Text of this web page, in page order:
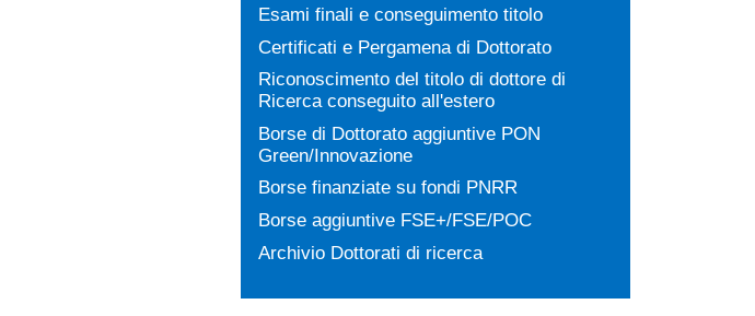
Esami finali e conseguimento titolo
Certificati e Pergamena di Dottorato
Riconoscimento del titolo di dottore di
Ricerca conseguito all'estero
Borse di Dottorato aggiuntive PON
Green/Innovazione
Borse finanziate su fondi PNRR
Borse aggiuntive FSE+/FSE/POC
Archivio Dottorati di ricerca